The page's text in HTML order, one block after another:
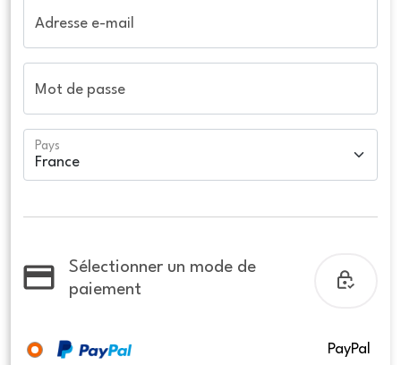
Adresse e-mail
Mot de passe
Pays
Sélectionner un mode de
paiement
PayPal